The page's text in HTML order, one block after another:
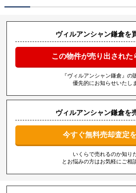
ヴィルアンシャン鎌倉を
この物件が売り出された
『ヴィルアンシャン鎌倉』の
優先的にお知らせいたし
ヴィルアンシャン鎌倉を
今すぐ無料売却査定
いくらで売れるのか知り
とお悩みの方はお気軽にご相